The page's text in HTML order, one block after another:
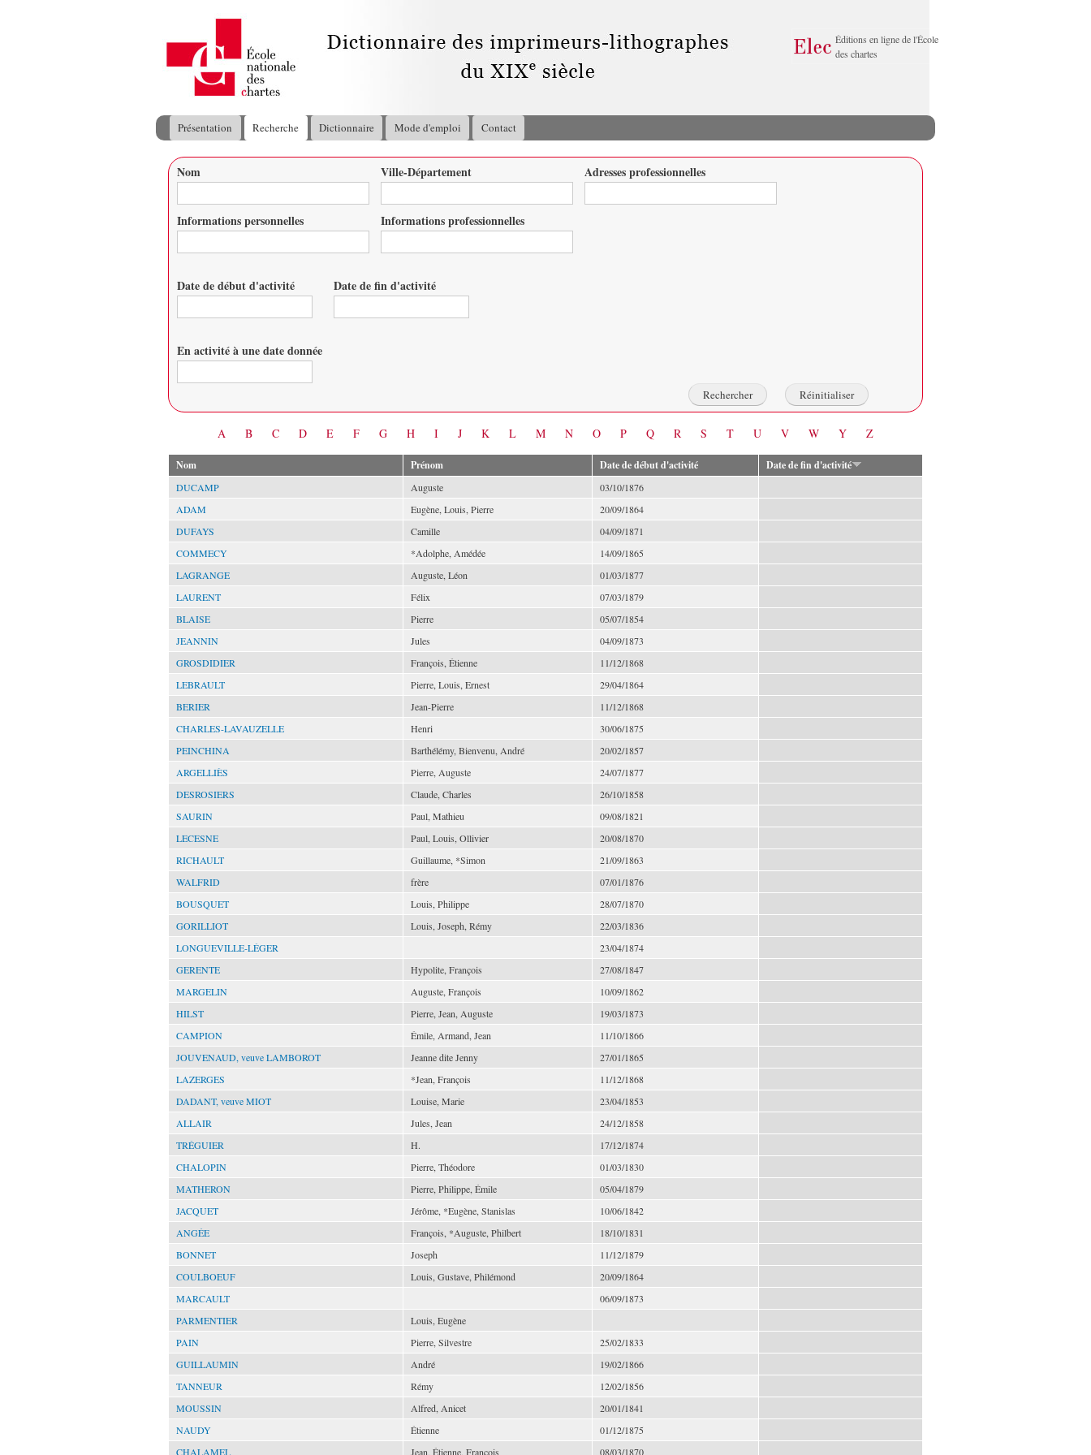
principal
Éditions en ligne de l'École
des chartes
Menu principal
Présentation Recherche Dictionnaire Mode d'emploi Contact
Vous êtes ici
Nom Ville-Département Adresses professionnelles
Informations personnelles Informations professionnelles
Date de début d'activité Date de fin d'activité
En activité à une date donnée
A B C D E F G H I J K L M N O P Q R S T U V W Y Z
Nom Prénom Date de début d'activité Date de fin d'activité
DUCAMP Auguste
03/10/1876
ADAM
Eugène, Louis, Pierre
20/09/1864
DUFAYS
Camille
04/09/1871
COMMECY
*Adolphe, Amédée
14/09/1865
LAGRANGE
Auguste, Léon
01/03/1877
LAURENT
Félix
07/03/1879
BLAISE
Pierre
05/07/1854
JEANNIN
Jules
04/09/1873
GROSDIDIER
François, Étienne
11/12/1868
LEBRAULT
Pierre, Louis, Ernest
29/04/1864
BERIER
Jean-Pierre
11/12/1868
CHARLES-LAVAUZELLE
Henri
30/06/1875
PEINCHINA
Barthélémy, Bienvenu, André
20/02/1857
ARGELLIÈS
Pierre, Auguste
24/07/1877
DESROSIERS
Claude, Charles
26/10/1858
SAURIN
Paul, Mathieu
09/08/1821
LECESNE
Paul, Louis, Ollivier
20/08/1870
RICHAULT
Guillaume, *Simon
21/09/1863
WALFRID
frère
07/01/1876
BOUSQUET
Louis, Philippe
28/07/1870
GORILLIOT
Louis, Joseph, Rémy
22/03/1836
LONGUEVILLE-LÉGER
23/04/1874
GERENTE
Hypolite, François
27/08/1847
MARGELIN
Auguste, François
10/09/1862
HILST
Pierre, Jean, Auguste
19/03/1873
CAMPION
Émile, Armand, Jean
11/10/1866
JOUVENAUD, veuve LAMBOROT
Jeanne dite Jenny
27/01/1865
LAZERGES
*Jean, François
11/12/1868
DADANT, veuve MIOT
Louise, Marie
23/04/1853
ALLAIR
Jules, Jean
24/12/1858
TRÉGUIER
H.
17/12/1874
CHALOPIN
Pierre, Théodore
01/03/1830
MATHERON
Pierre, Philippe, Émile
05/04/1879
JACQUET
Jérôme, *Eugène, Stanislas
10/06/1842
ANGÉE
François, *Auguste, Philbert
18/10/1831
BONNET
Joseph
11/12/1879
COULBOEUF
Louis, Gustave, Philémond
20/09/1864
MARCAULT
06/09/1873
PARMENTIER
Louis, Eugène
PAIN
Pierre, Silvestre
25/02/1833
GUILLAUMIN
André
19/02/1866
TANNEUR
Rémy
12/02/1856
MOUSSIN
Alfred, Anicet
20/01/1841
NAUDY
Étienne
01/12/1875
CHALAMEL
Jean, Étienne, François 08/03/1870